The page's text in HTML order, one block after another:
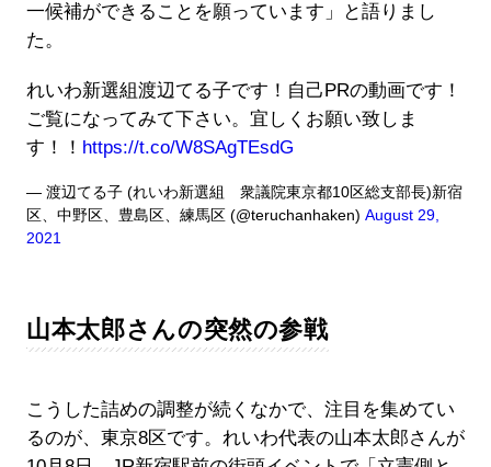
一候補ができることを願っています」と語りまし
た。
れいわ新選組渡辺てる子です！自己PRの動画です！
ご覧になってみて下さい。宜しくお願い致しま
す！！ https://t.co/W8SAgTEsdG
— 渡辺てる子 (れいわ新選組 衆議院東京都10区総支部長)新宿
区、中野区、豊島区、練馬区 (@teruchanhaken) August 29,
2021
山本太郎さんの突然の参戦
こうした詰めの調整が続くなかで、注目を集めてい
るのが、東京8区です。れいわ代表の山本太郎さんが